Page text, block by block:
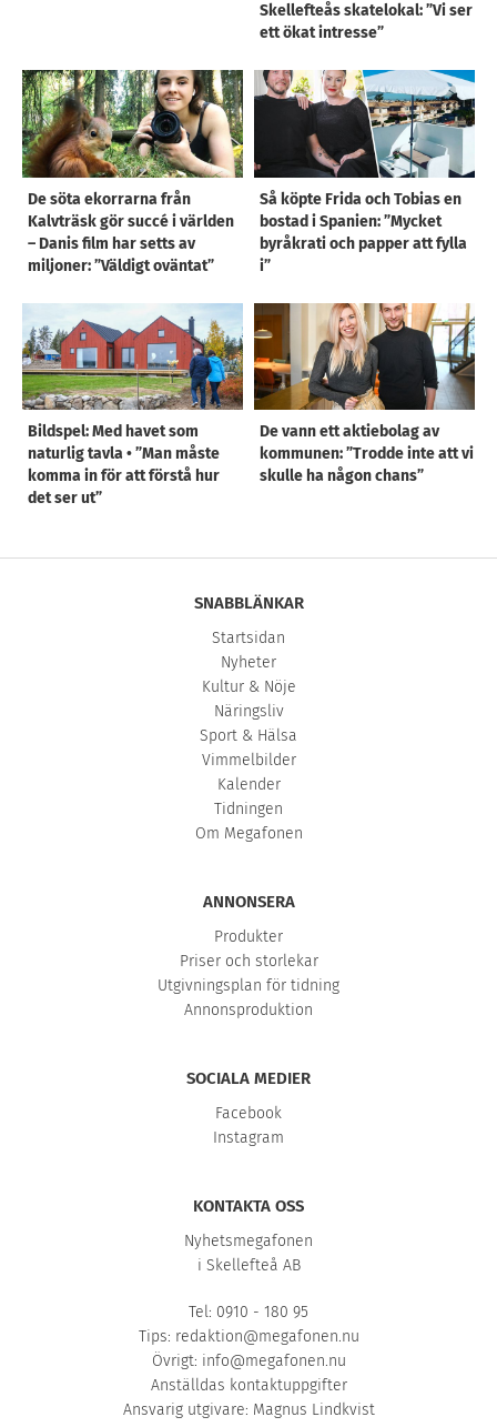
Skellefteås skatelokal: ”Vi ser
ett ökat intresse”
De söta ekorrarna från
Kalvträsk gör succé i världen
– Danis film har setts av
miljoner: ”Väldigt oväntat”
Så köpte Frida och Tobias en
bostad i Spanien: ”Mycket
byråkrati och papper att fylla
i”
Bildspel: Med havet som
naturlig tavla • ”Man måste
komma in för att förstå hur
det ser ut”
De vann ett aktiebolag av
kommunen: ”Trodde inte att vi
skulle ha någon chans”
SNABBLÄNKAR
Startsidan
Nyheter
Kultur & Nöje
Näringsliv
Sport & Hälsa
Vimmelbilder
Kalender
Tidningen
Om Megafonen
ANNONSERA
Produkter
Priser och storlekar
Utgivningsplan för tidning
Annonsproduktion
SOCIALA MEDIER
Facebook
Instagram
KONTAKTA OSS
Nyhetsmegafonen
i Skellefteå AB
Tel: 0910 - 180 95
Tips: redaktion@megafonen.nu
Övrigt: info@megafonen.nu
Anställdas kontaktuppgifter
Ansvarig utgivare: Magnus Lindkvist